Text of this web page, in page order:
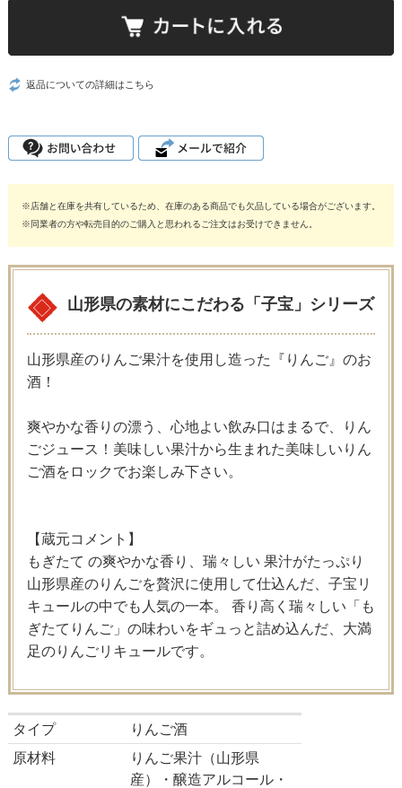
返品についての詳細はこちら
※店舗と在庫を共有しているため、在庫のある商品でも欠品している場合がございます。
※同業者の方や転売目的のご購入と思われるご注文はお受けできません。
山形県の素材にこだわる「子宝」シリーズ
山形県産のりんご果汁を使用し造った『りんご』のお
酒！
爽やかな香りの漂う、心地よい飲み口はまるで、りん
ごジュース！美味しい果汁から生まれた美味しいりん
ご酒をロックでお楽しみ下さい。
【蔵元コメント】
もぎたて の爽やかな香り、瑞々しい 果汁がたっぷり
山形県産のりんごを贅沢に使用して仕込んだ、子宝リ
キュールの中でも人気の一本。 香り高く瑞々しい「も
ぎたてりんご」の味わいをギュっと詰め込んだ、大満
足のりんごリキュールです。
タイプ
りんご酒
原材料
りんご果汁（山形県
産）・醸造アルコール・